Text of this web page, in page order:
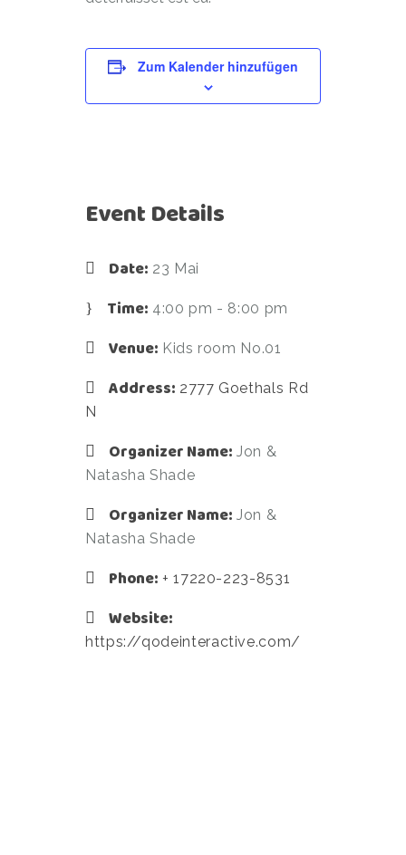
Zum Kalender hinzufügen
Event Details
Date: 23 Mai
Time: 4:00 pm - 8:00 pm
Venue: Kids room No.01
Address: 2777 Goethals Rd
N
Organizer Name: Jon &
Natasha Shade
Organizer Name: Jon &
Natasha Shade
Phone: + 17220-223-8531
Website:
https://qodeinteractive.com/